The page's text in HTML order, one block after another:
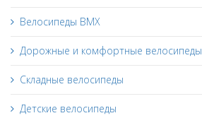
Велосипеды BMX
Дорожные и комфортные велосипеды
Складные велосипеды
Детские велосипеды